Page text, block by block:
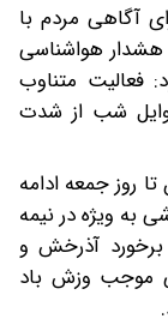
آگاهی مردم با
هشدار هواشناسی
فعالیت متناوب
شب از شدت
روز جمعه ادامه
به ویژه در نیمه
آذرخش و
موجب وزش باد